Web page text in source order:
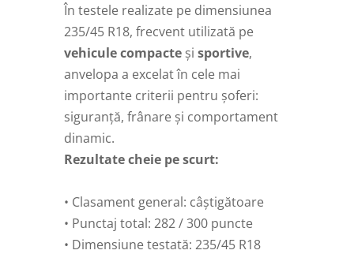
În testele realizate pe dimensiunea
235/45 R18, frecvent utilizată pe
vehicule compacteși sportive,
anvelopa a excelat în cele mai
importante criterii pentru șoferi:
siguranță, frânare și comportament
dinamic.
Rezultate cheie pe scurt:
• Clasament general: câștigătoare
• Punctaj total: 282 / 300 puncte
• Dimensiune testată: 235/45 R18